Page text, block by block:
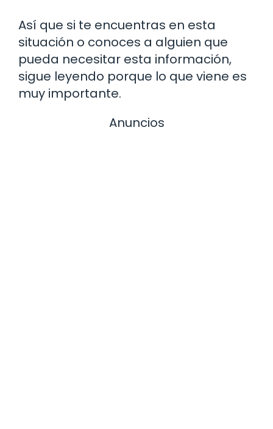
Así que si te encuentras en esta
situación o conoces a alguien que
pueda necesitar esta información,
sigue leyendo porque lo que viene es
muy importante.
Anuncios